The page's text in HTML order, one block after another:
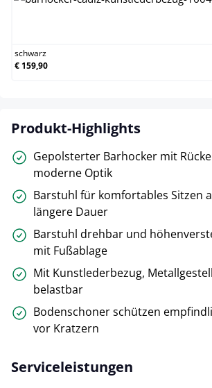
schwarz
€ 159,90
Produkt-Highlights
Gepolsterter Barhocker mit
moderne Optik
Barstuhl für komfortables Sitzen
längere Dauer
Barstuhl drehbar und
mit Fußablage
Mit Kunstlederbezug,
belastbar
Bodenschoner schützen
vor Kratzern
Serviceleistungen